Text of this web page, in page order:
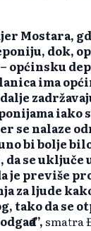
Mostara,
dok,
općinsku
ima
iako
se nalaze
bi bolje
se uključe
je previše
za ljude
tako da se
smatra